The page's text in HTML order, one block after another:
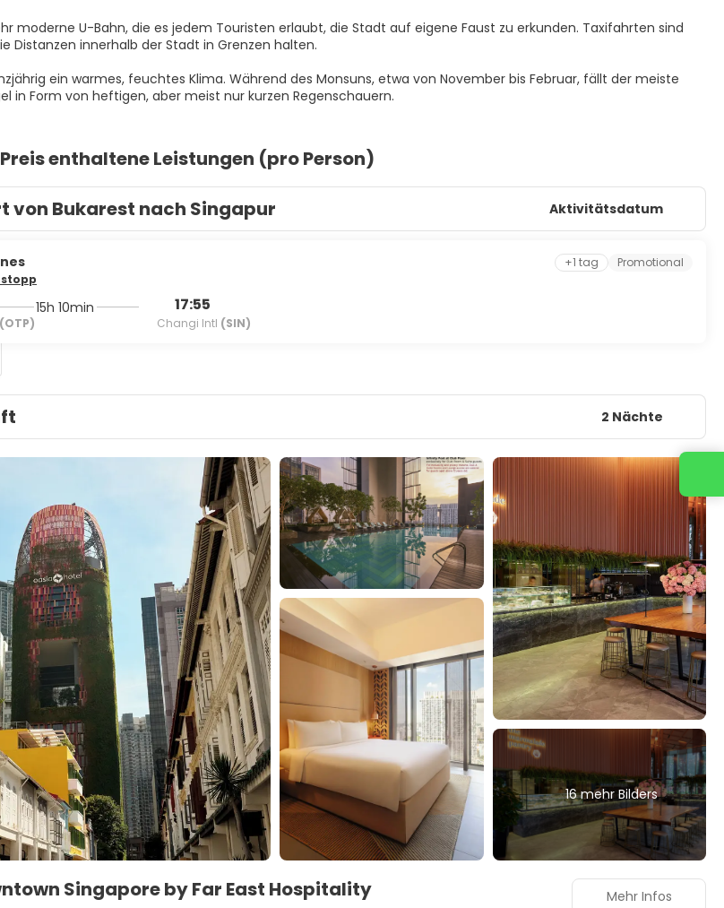
moderne U-Bahn, die es jedem Touristen erlaubt, die Stadt auf eigene Faust zu erkunden. Taxifahrten sind
Distanzen innerhalb der Stadt in Grenzen halten.
ein warmes, feuchtes Klima. Während des Monsuns, etwa von November bis Februar, fällt der meiste
enthaltene Leistungen (pro Person)
von Bukarest nach Singapur Aktivitätsdatum
(OTP)
15h 10min 17:55
Changi Intl (SIN)
+1 tag Promotional
2 Nächte
16 mehr Bilders
Singapore by Far East Hospitality Mehr Infos